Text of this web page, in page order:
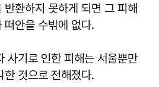
환하지 못하게 되면 그 피해
떠안을 수밖에 없다.
사기로 인한 피해는 서울뿐만
한 것으로 전해졌다.